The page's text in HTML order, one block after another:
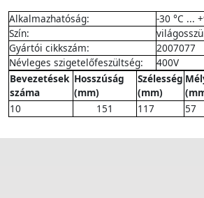
Alkalmazhatóság:
-30 °C ...
Szín:
Gyártói cikkszám:
2007077
Névleges szigetelőfeszültség:
400V
Bevezetések
száma
Hosszúság
(mm)
Szélesség
(mm)
10
151 117 57